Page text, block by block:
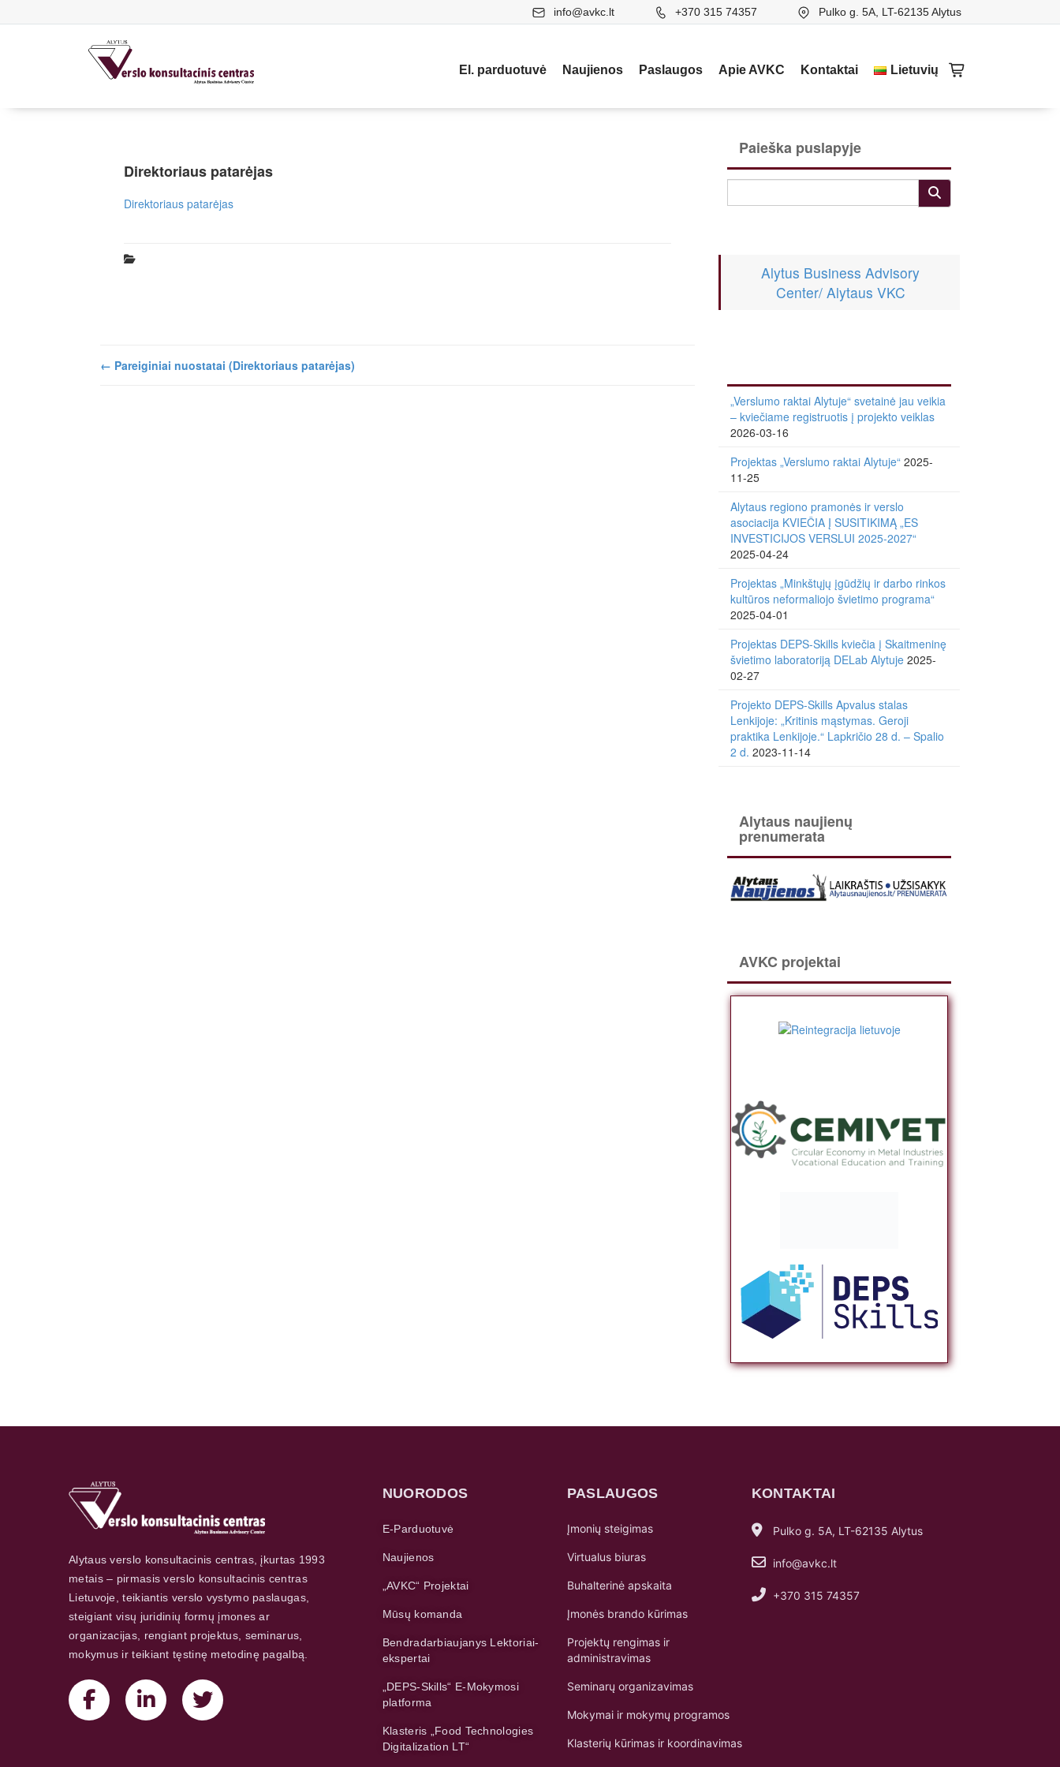
info@avkc.lt +370 315 74357 Pulko g. 5A, LT-62135 Alytus
El. parduotuvė Naujienos Paslaugos Apie AVKC Kontaktai Lietuvių
Direktoriaus patarėjas
Direktoriaus patarėjas
← Pareiginiai nuostatai (Direktoriaus patarėjas)
Paieška puslapyje
Alytus Business Advisory
Center/ Alytaus VKC
„Verslumo raktai Alytuje“ svetainė jau veikia
– kviečiame registruotis į projekto veiklas
2026-03-16
Projektas „Verslumo raktai Alytuje“ 2025-
11-25
Alytaus regiono pramonės ir verslo
asociacija KVIEČIA Į SUSITIKIMĄ „ES
INVESTICIJOS VERSLUI 2025-2027“
2025-04-24
Projektas „Minkštųjų įgūdžių ir darbo rinkos
kultūros neformaliojo švietimo programa“
2025-04-01
Projektas DEPS-Skills kviečia į Skaitmeninę
švietimo laboratoriją DELab Alytuje 2025-
02-27
Projekto DEPS-Skills Apvalus stalas
Lenkijoje: „Kritinis mąstymas. Geroji
praktika Lenkijoje.“ Lapkričio 28 d. – Spalio
2 d. 2023-11-14
Alytaus naujienų
prenumerata
AVKC projektai
Alytaus verslo konsultacinis centras, įkurtas 1993
metais – pirmasis verslo konsultacinis centras
Lietuvoje, teikiantis verslo vystymo paslaugas,
steigiant visų juridinių formų įmones ar
organizacijas, rengiant projektus, seminarus,
mokymus ir teikiant tęstinę metodinę pagalbą.
NUORODOS
E-Parduotuvė
Naujienos
„AVKC“ Projektai
Mūsų komanda
Bendradarbiaujanys Lektoriai-
ekspertai
„DEPS-Skills“ E-Mokymosi
platforma
Klasteris „Food Technologies
Digitalization LT“
PASLAUGOS
Įmonių steigimas
Virtualus biuras
Buhalterinė apskaita
Įmonės brando kūrimas
Projektų rengimas ir
administravimas
Seminarų organizavimas
Mokymai ir mokymų programos
Klasterių kūrimas ir koordinavimas
KONTAKTAI
Pulko g. 5A, LT-62135 Alytus
info@avkc.lt
+370 315 74357